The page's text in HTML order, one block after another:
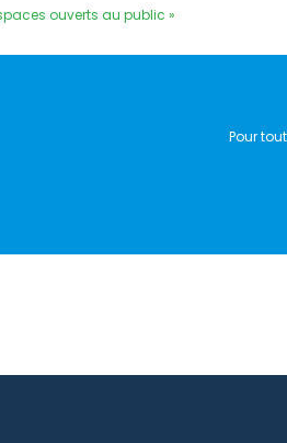
ouverts au public »
Pour